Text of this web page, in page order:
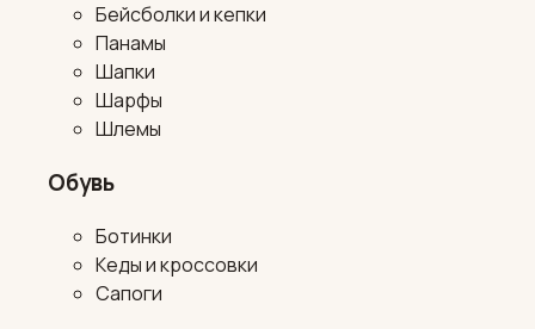
Бейсболки и кепки
Панамы
Шапки
Шарфы
Шлемы
Обувь
Ботинки
Кеды и кроссовки
Сапоги